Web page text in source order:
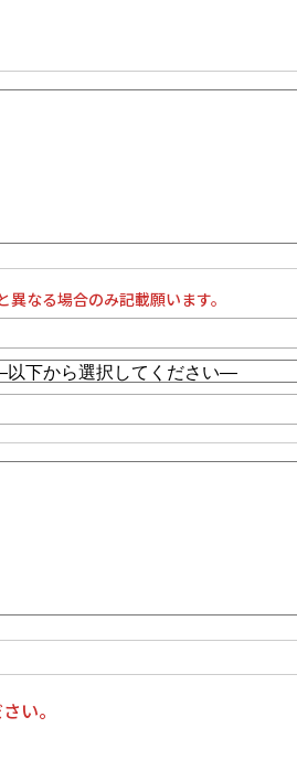
異なる場合のみ記載願います。
い。